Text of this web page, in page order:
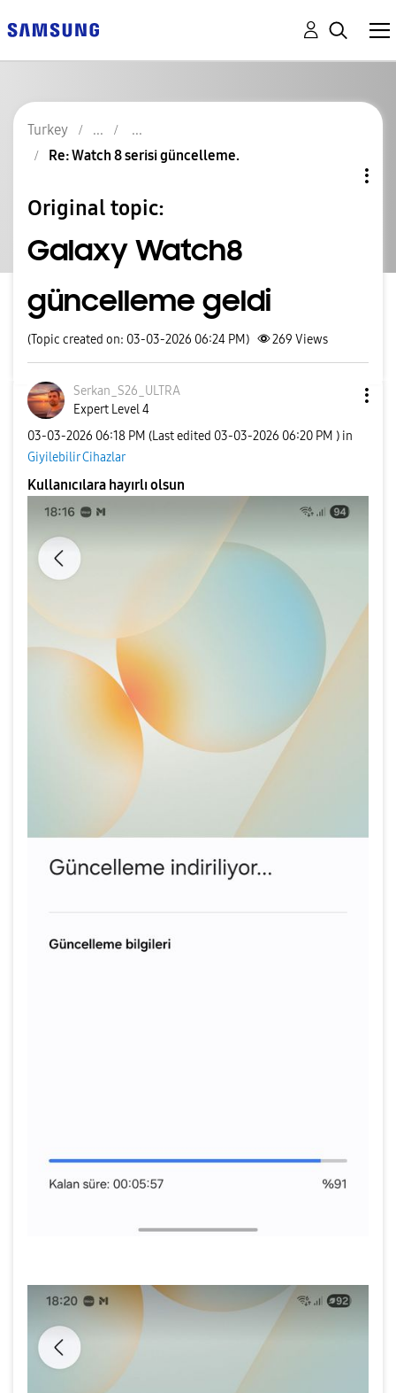
Turkey
Re: Watch 8 serisi güncelleme.
Original topic:
Galaxy Watch8
güncelleme geldi
(Topic created on: 03-03-2026 06:24 PM) 269 Views
Serkan_S26_ULTRA
Expert Level 4
‎03-03-2026 06:18 PM (Last edited ‎03-03-2026 06:20 PM ) in
Giyilebilir Cihazlar
Kullanıcılara hayırlı olsun